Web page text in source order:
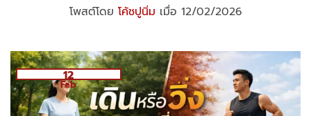
โพสต์โดย โค้ชปูนิ่ม เมื่อ 12/02/2026
12
Feb